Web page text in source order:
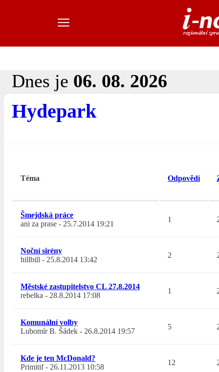
Dnes je 06. 08. 2026
Hydepark
Téma Odpovědí
Šmejdská práce
ani za prase - 25.7.2014 19:21
1
Noční sirény
hillbill - 25.8.2014 13:42
2
Městské zastupitelstvo CL 27.8.2014
rebelka - 28.8.2014 17:08
1
Komunální volby
Lubomír B. Šádek - 26.8.2014 19:57
5
Kde je ten McDonald?
Primitif- 26.11.2013 10:58
12